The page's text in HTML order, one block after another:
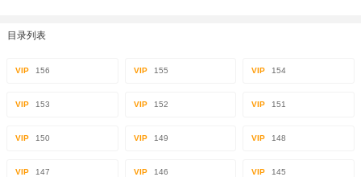
目录列表
VIP 156 VIP 155 VIP 154
VIP 153 VIP 152 VIP 151
VIP 150 VIP 149 VIP 148
VIP 147 VIP 146 VIP 145